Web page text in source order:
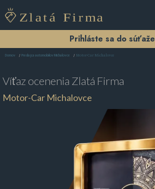
Prihláste sa do súťaže
Domov Predajca automobilov Michalovce Motor-Car Michalovce
Víťaz ocenenia Zlatá Firma
Motor-Car Michalovce